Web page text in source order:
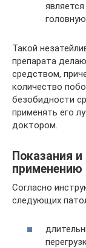
Такой
препарата
средством,
количество
безобидности
применять его
доктором.
Показания
применению
Согласно
следующих